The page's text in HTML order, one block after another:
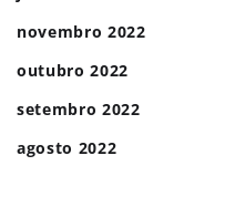
novembro 2022
outubro 2022
setembro 2022
agosto 2022